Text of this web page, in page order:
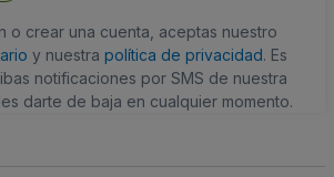
o crear una cuenta, aceptas nuestro
y nuestra política de privacidad. Es
notificaciones por SMS de nuestra
darte de baja en cualquier momento.